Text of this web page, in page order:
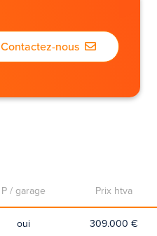
Contactez-nous
P / garage Prix htva
oui 309.000 €